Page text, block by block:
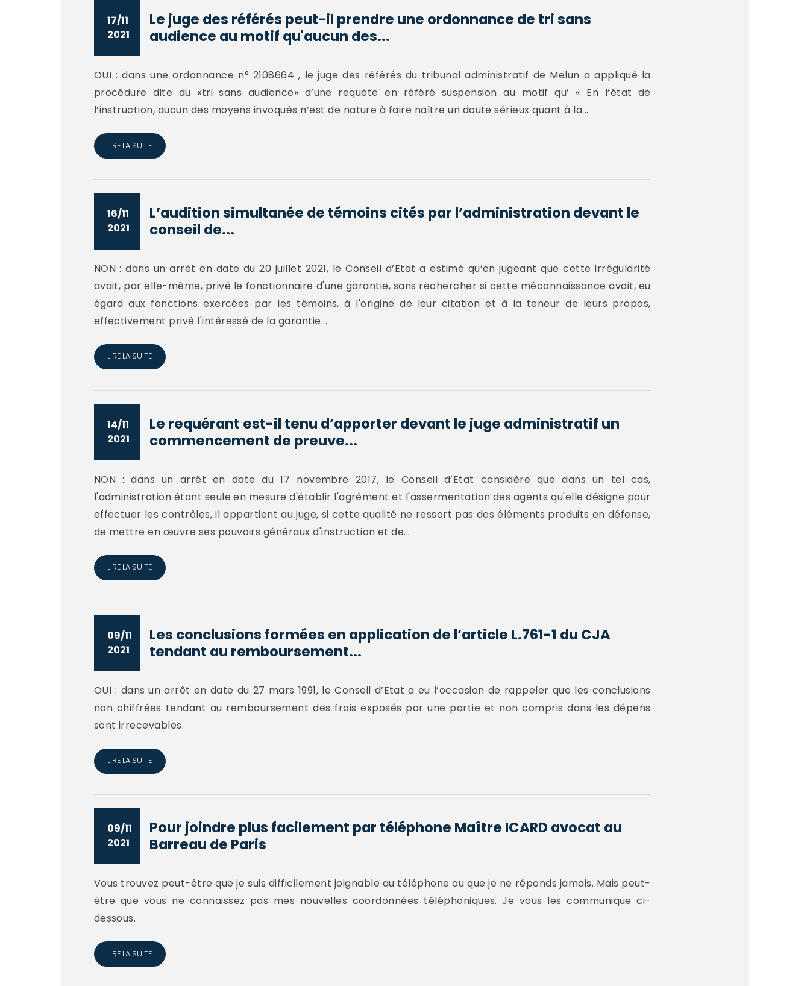
17/11
2021
Le juge des référés peut-il prendre une ordonnance de tri sans
audience au motif qu'aucun des...
OUI : dans une ordonnance n° 2108664 , le juge des référés du tribunal administratif de Melun a appliqué la
procédure dite du «tri sans audience» d’une requête en référé suspension au motif qu’ « En l’état de
l’instruction, aucun des moyens invoqués n’est de nature à faire naître un doute sérieux quant à la...
LIRE LA SUITE
16/11
2021
L’audition simultanée de témoins cités par l’administration devant le
conseil de...
NON : dans un arrêt en date du 20 juillet 2021, le Conseil d’Etat a estimé qu’en jugeant que cette irrégularité
avait, par elle-même, privé le fonctionnaire d'une garantie, sans rechercher si cette méconnaissance avait, eu
égard aux fonctions exercées par les témoins, à l'origine de leur citation et à la teneur de leurs propos,
effectivement privé l'intéressé de la garantie...
LIRE LA SUITE
14/11
2021
Le requérant est-il tenu d’apporter devant le juge administratif un
commencement de preuve...
NON : dans un arrêt en date du 17 novembre 2017, le Conseil d’Etat considère que dans un tel cas,
l'administration étant seule en mesure d'établir l'agrément et l'assermentation des agents qu'elle désigne pour
effectuer les contrôles, il appartient au juge, si cette qualité ne ressort pas des éléments produits en défense,
de mettre en œuvre ses pouvoirs généraux d'instruction et de...
LIRE LA SUITE
09/11
2021
Les conclusions formées en application de l’article L.761-1 du CJA
tendant au remboursement...
OUI : dans un arrêt en date du 27 mars 1991, le Conseil d’Etat a eu l’occasion de rappeler que les conclusions
non chiffrées tendant au remboursement des frais exposés par une partie et non compris dans les dépens
sont irrecevables.
LIRE LA SUITE
09/11
2021
Pour joindre plus facilement par téléphone Maître ICARD avocat au
Barreau de Paris
Vous trouvez peut-être que je suis difficilement joignable au téléphone ou que je ne réponds jamais. Mais peut-
être que vous ne connaissez pas mes nouvelles coordonnées téléphoniques. Je vous les communique ci-
dessous.
LIRE LA SUITE